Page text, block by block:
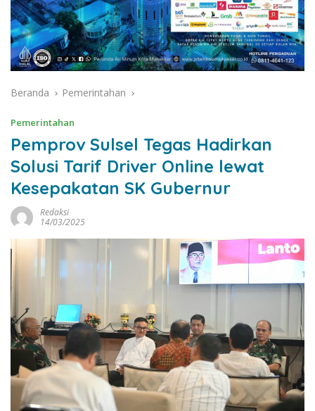
Beranda Pemerintahan
Pemerintahan
Pemprov Sulsel Tegas Hadirkan
Solusi Tarif Driver Online lewat
Kesepakatan SK Gubernur
Redaksi
14/03/2025